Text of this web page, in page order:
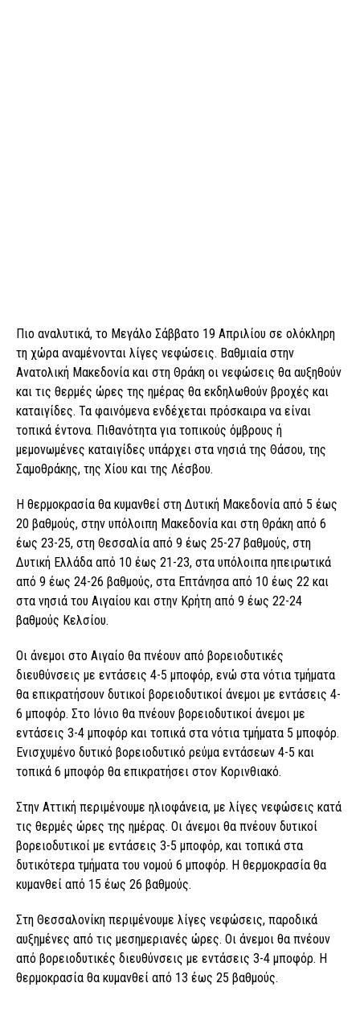
Πιο αναλυτικά, το Μεγάλο Σάββατο 19 Απριλίου σε ολόκληρη
τη χώρα αναμένονται λίγες νεφώσεις. Βαθμιαία στην
Ανατολική Μακεδονία και στη Θράκη οι νεφώσεις θα αυξηθούν
και τις θερμές ώρες της ημέρας θα εκδηλωθούν βροχές και
καταιγίδες. Τα φαινόμενα ενδέχεται πρόσκαιρα να είναι
τοπικά έντονα. Πιθανότητα για τοπικούς όμβρους ή
μεμονωμένες καταιγίδες υπάρχει στα νησιά της Θάσου, της
Σαμοθράκης, της Χίου και της Λέσβου.
Η θερμοκρασία θα κυμανθεί στη Δυτική Μακεδονία από 5 έως
20 βαθμούς, στην υπόλοιπη Μακεδονία και στη Θράκη από 6
έως 23-25, στη Θεσσαλία από 9 έως 25-27 βαθμούς, στη
Δυτική Ελλάδα από 10 έως 21-23, στα υπόλοιπα ηπειρωτικά
από 9 έως 24-26 βαθμούς, στα Επτάνησα από 10 έως 22 και
στα νησιά του Αιγαίου και στην Κρήτη από 9 έως 22-24
βαθμούς Κελσίου.
Οι άνεμοι στο Αιγαίο θα πνέουν από βορειοδυτικές
διευθύνσεις με εντάσεις 4-5 μποφόρ, ενώ στα νότια τμήματα
θα επικρατήσουν δυτικοί βορειοδυτικοί άνεμοι με εντάσεις 4-
6 μποφόρ. Στο Ιόνιο θα πνέουν βορειοδυτικοί άνεμοι με
εντάσεις 3-4 μποφόρ και τοπικά στα νότια τμήματα 5 μποφόρ.
Ενισχυμένο δυτικό βορειοδυτικό ρεύμα εντάσεων 4-5 και
τοπικά 6 μποφόρ θα επικρατήσει στον Κορινθιακό.
Στην Αττική περιμένουμε ηλιοφάνεια, με λίγες νεφώσεις κατά
τις θερμές ώρες της ημέρας. Οι άνεμοι θα πνέουν δυτικοί
βορειοδυτικοί με εντάσεις 3-5 μποφόρ, και τοπικά στα
δυτικότερα τμήματα του νομού 6 μποφόρ. Η θερμοκρασία θα
κυμανθεί από 15 έως 26 βαθμούς.
Στη Θεσσαλονίκη περιμένουμε λίγες νεφώσεις, παροδικά
αυξημένες από τις μεσημεριανές ώρες. Οι άνεμοι θα πνέουν
από βορειοδυτικές διευθύνσεις με εντάσεις 3-4 μποφόρ. Η
θερμοκρασία θα κυμανθεί από 13 έως 25 βαθμούς.